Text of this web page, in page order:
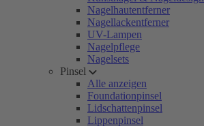
Nagelhautentferner
Nagellackentferner
UV-Lampen
Nagelpflege
Nagelsets
Pinsel
Alle anzeigen
Foundationpinsel
Lidschattenpinsel
Lippenpinsel